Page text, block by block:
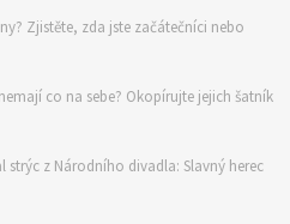
Zjistěte, zda jste začátečníci nebo
co na sebe? Okopírujte jejich šatník
z Národního divadla: Slavný herec